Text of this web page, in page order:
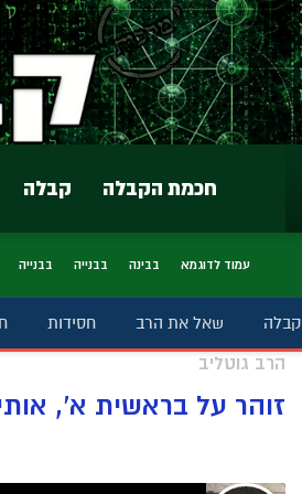
קבלה חכמת הקבלה
עמוד לדוגמא בבינה בבנייה בבנייה
קבלה שאל את הרב חסידות
הרב גוטליב
זוהר על בראשית א',